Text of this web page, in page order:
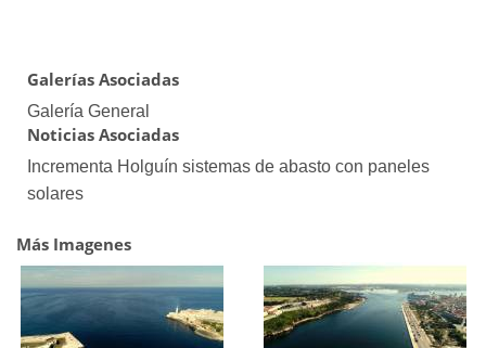
Galerías Asociadas
Galería General
Noticias Asociadas
Incrementa Holguín sistemas de abasto con paneles
solares
Más Imagenes